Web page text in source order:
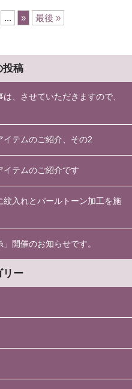
... » 最後 »
投稿
、させていただきますので、
テムのご紹介、その2
イテムのご紹介です
入れとパールトーン加工を施
開催のお知らせです。
リー